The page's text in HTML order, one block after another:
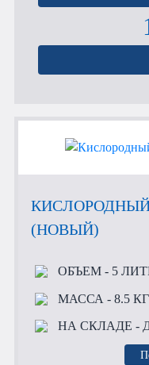
(НОВЫЙ)
ОБЪЕМ- 5
МАССА - 8.5 КГ
НА СКЛАДЕ -